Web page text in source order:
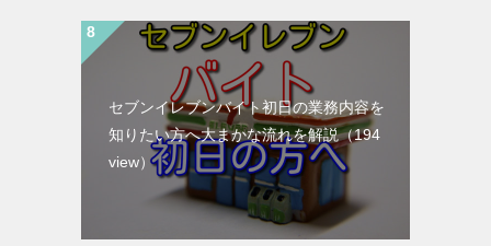
セブンイレブンバイト初日の業務内容を
知りたい方へ大まかな流れを解説（194
view）